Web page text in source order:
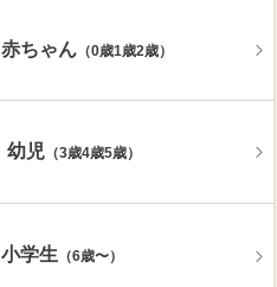
赤ちゃん （0歳1歳2歳）
幼児 （3歳4歳5歳）
小学生 （6歳〜）